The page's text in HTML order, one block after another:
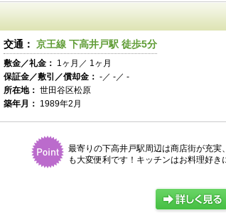
交通： 京王線 下高井戸駅 徒歩5分
敷金／礼金： 1ヶ月／ 1ヶ月
保証金／敷引／償却金： -／ -／ -
所在地： 世田谷区松原
築年月： 1989年2月
最寄りの下高井戸駅周辺は商店街が充実
も大変便利です！キッチンはお料理好き